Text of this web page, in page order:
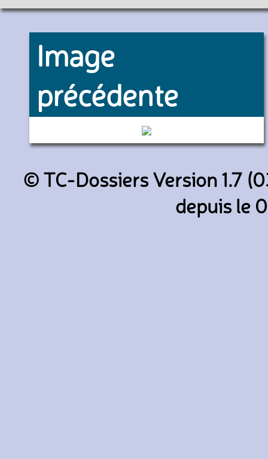
Image
précédente
201188 (Transdev TVO)
© TC-Dossiers Version 1.7
depuis le